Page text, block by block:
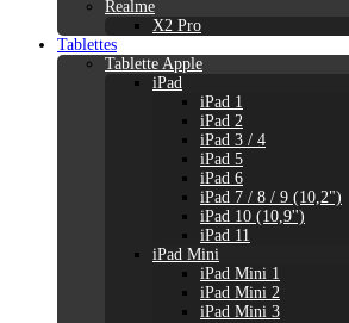
Realme
X2 Pro
Tablettes
Tablette Apple
iPad
iPad 1
iPad 2
iPad 3 / 4
iPad 5
iPad 6
iPad 7 / 8 / 9 (10,2")
iPad 10 (10,9'')
iPad 11
iPad Mini
iPad Mini 1
iPad Mini 2
iPad Mini 3